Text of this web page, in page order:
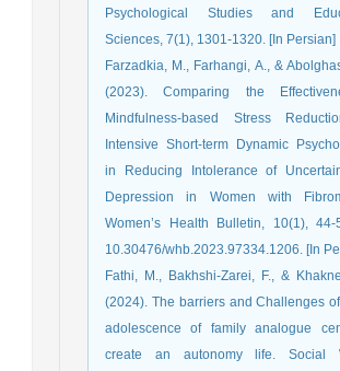
Psychological Studies and
Sciences, 7(1), 1301-1320. [In Persian]
Farzadkia, M., Farhangi, A., &
(2023). Comparing the
Mindfulness-based Stress
Intensive Short-term Dynamic
in Reducing Intolerance of
Depression in Women with
Women’s Health Bulletin, 10(1),
10.30476/whb.2023.97334.1206. [In
Fathi, M., Bakhshi-Zarei, F., &
(2024). The barriers and Challenges
adolescence of family analogue
create an autonomy life. Social